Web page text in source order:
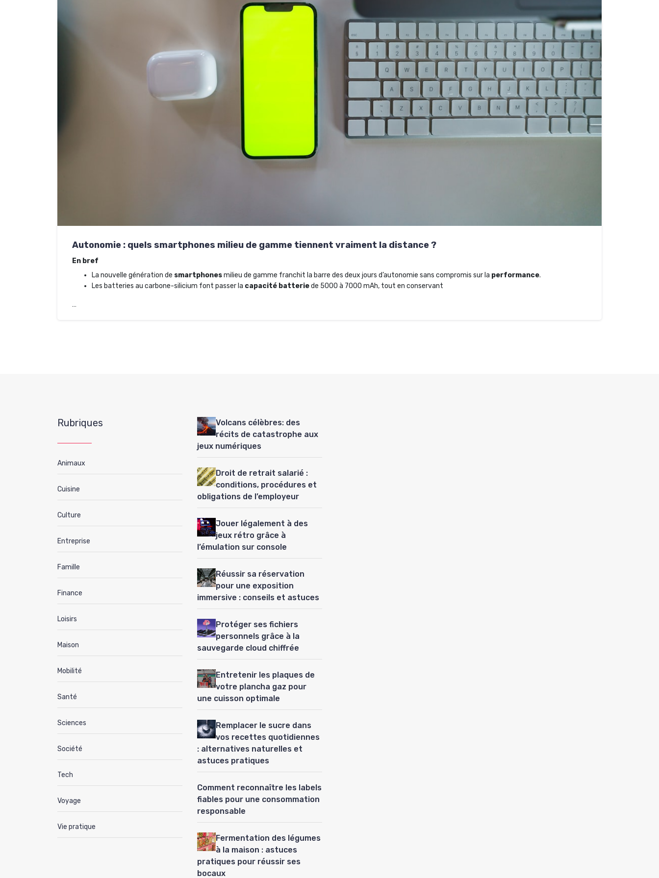
Autonomie : quels smartphones milieu de gamme tiennent vraiment la distance ?
En bref
La nouvelle génération de smartphonesmilieu de gamme franchit la barre des deux jours d’autonomie sans compromis sur la performance.
Les batteries au carbone-silicium font passer la capacité batteriede 5000 à 7000 mAh, tout en conservant
…
Rubriques
Animaux
Cuisine
Culture
Entreprise
Famille
Finance
Loisirs
Maison
Mobilité
Santé
Sciences
Société
Tech
Voyage
Vie pratique
Volcans célèbres: des
récits de catastrophe aux
jeux numériques
Droit de retrait salarié :
conditions, procédures et
obligations de l’employeur
Jouer légalement à des
jeux rétro grâce à
l’émulation sur console
Réussir sa réservation
pour une exposition
immersive : conseils et astuces
Protéger ses fichiers
personnels grâce à la
sauvegarde cloud chiffrée
Entretenir les plaques de
votre plancha gaz pour
une cuisson optimale
Remplacer le sucre dans
vos recettes quotidiennes
: alternatives naturelles et
astuces pratiques
Comment reconnaître les labels
fiables pour une consommation
responsable
Fermentation des légumes
à la maison : astuces
pratiques pour réussir ses
bocaux